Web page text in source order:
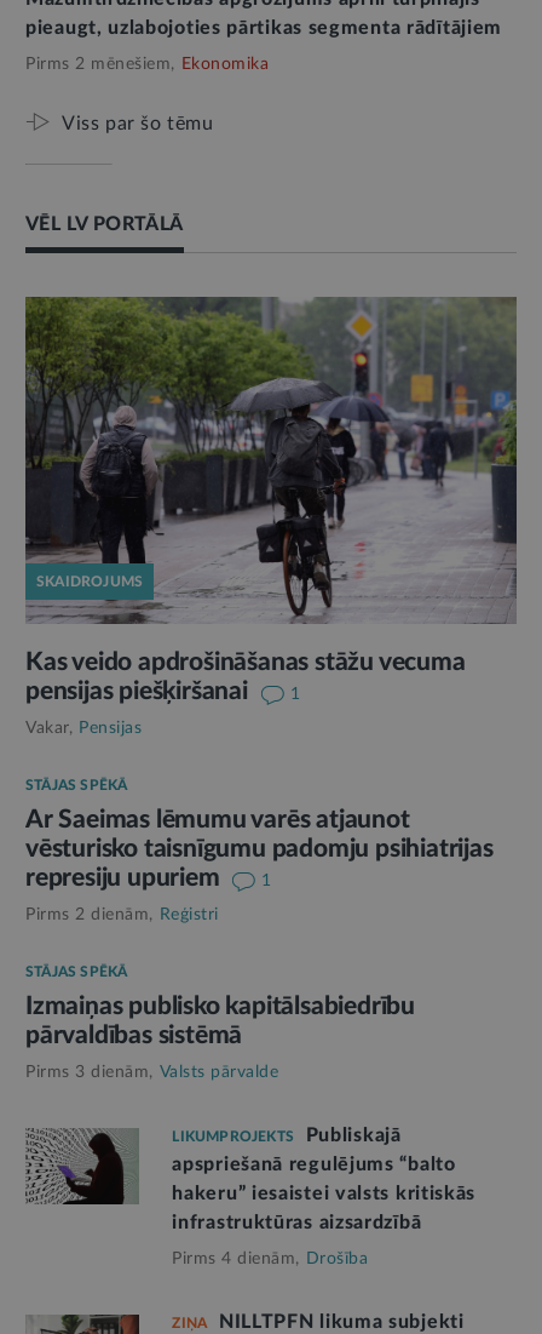
pieaugt, uzlabojoties pārtikas segmenta rādītājiem
Pirms 2 mēnešiem, Ekonomika
Viss par šo tēmu
VĒL LV PORTĀLĀ
SKAIDROJUMS
Kas veido apdrošināšanas stāžu vecuma
pensijas piešķiršanai
1
Vakar, Pensijas
STĀJAS SPĒKĀ
Ar Saeimas lēmumu varēs atjaunot
vēsturisko taisnīgumu padomju psihiatrijas
represiju upuriem
1
Pirms 2 dienām, Reģistri
STĀJAS SPĒKĀ
Izmaiņas publisko kapitālsabiedrību
pārvaldības sistēmā
Pirms 3 dienām, Valsts pārvalde
LIKUMPROJEKTS
Publiskajā
apspriešanā regulējums “balto
hakeru” iesaistei valsts kritiskās
infrastruktūras aizsardzībā
Pirms 4 dienām, Drošība
ZIŅA
NILLTPFN likuma subjekti